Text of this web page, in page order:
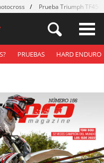
Prueba Triumph
PRUEBAS HARD ENDURO